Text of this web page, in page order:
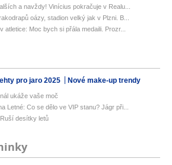
a navždy! Vinícius pokračuje v Realu...
oázy, stadion velký jak v Plzni. B...
atletice: Moc bych si přála medaili. Prozr...
pro jaro 2025 Nové make-up trendy
ukáže vaše moč
Letné: Co se dělo ve VIP stanu? Jágr při...
desítky letů